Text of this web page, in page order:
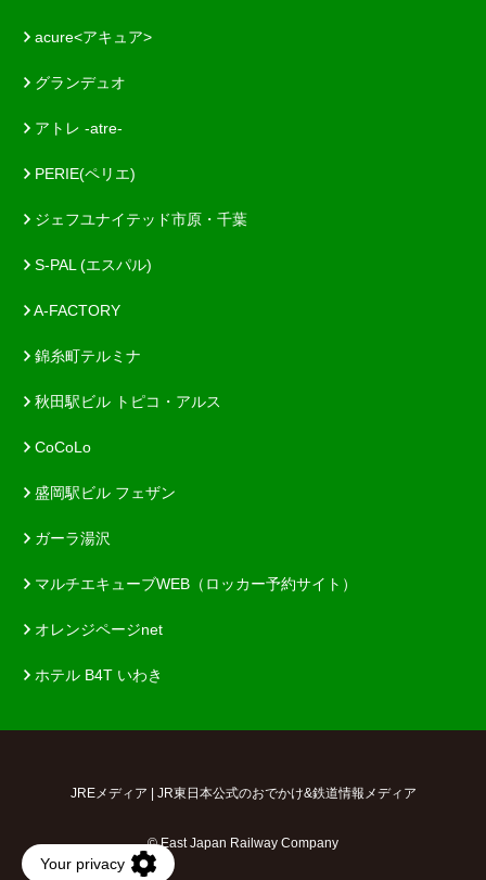
acure<アキュア>
グランデュオ
アトレ -atre-
PERIE(ペリエ)
ジェフユナイテッド市原・千葉
S-PAL (エスパル)
A-FACTORY
錦糸町テルミナ
秋田駅ビル トピコ・アルス
CoCoLo
盛岡駅ビル フェザン
ガーラ湯沢
マルチエキューブWEB（ロッカー予約サイト）
オレンジページnet
ホテル B4T いわき
JREメディア | JR東日本公式のおでかけ&鉄道情報メディア
© East Japan Railway Company